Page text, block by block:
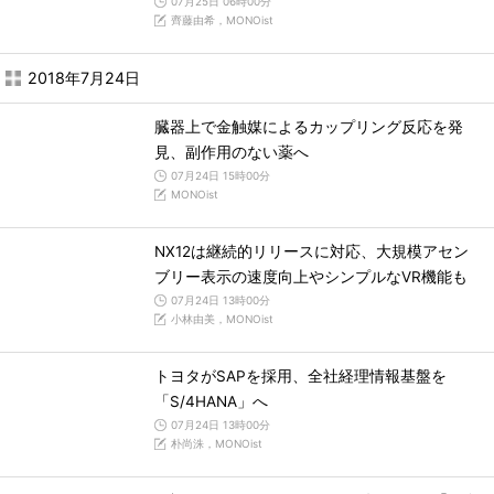
齊藤由希，MONOist
2018年7月24日
臓器上で金触媒によるカップリング反応を発
見、副作用のない薬へ
07月24日 15時00分
MONOist
NX12は継続的リリースに対応、大規模アセン
ブリー表示の速度向上やシンプルなVR機能も
07月24日 13時00分
小林由美，MONOist
トヨタがSAPを採用、全社経理情報基盤を
「S/4HANA」へ
07月24日 13時00分
朴尚洙，MONOist